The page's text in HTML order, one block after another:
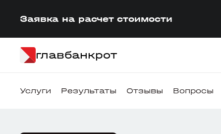
Заявка на расчет стоимости
главбанкрот
Услуги Результаты Отзывы Вопросы